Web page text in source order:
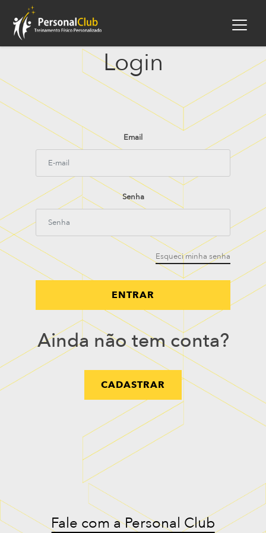
Login
Email
Senha
Esqueci minha senha
ENTRAR
Ainda não tem conta?
CADASTRAR
Fale com a Personal Club